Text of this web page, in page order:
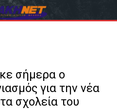
σήμερα ο
για την νέα
σχολεία του